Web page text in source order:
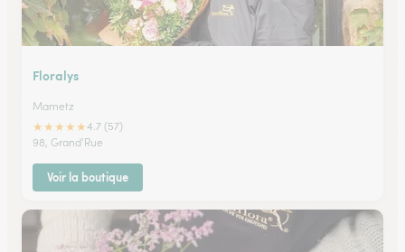
Floralys
Mametz
★★★★★4.7 (57)
98, Grand'Rue
Voir la boutique